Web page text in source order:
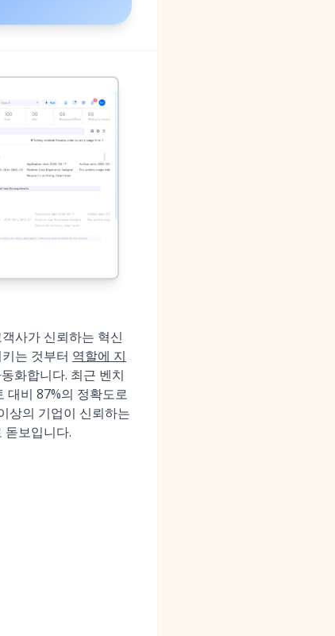
사가 신뢰하는 혁신
는 것부터 역할에 지
화합니다. 최근 벤치
대비 87%의 정확도로
상의 기업이 신뢰하는
돋보입니다.